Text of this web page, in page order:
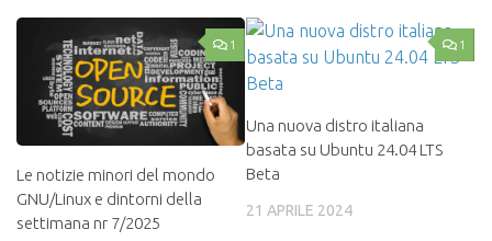
1
Le notizie minori del mondo
GNU/Linux e dintorni della
settimana nr 7/2025
1
Una nuova distro italiana
basata su Ubuntu 24.04 LTS
Beta
21 APRILE 2024